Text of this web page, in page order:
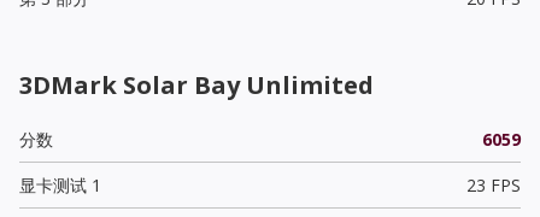
3DMark Solar Bay Unlimited
分数
6059
显卡测试 1
23 FPS